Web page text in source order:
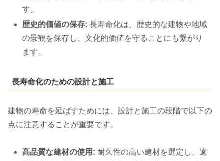
す。
歴史的価値の保存:長寿命化は、歴史的な建物や地域
の景観を保存し、文化的価値を守ることにも繋がり
ます。
長寿命化のための設計と施工
建物の寿命を延ばすためには、設計と施工の段階で以下の
点に注意することが重要です。
高品質な建材の使用:耐久性の高い建材を選定し、適